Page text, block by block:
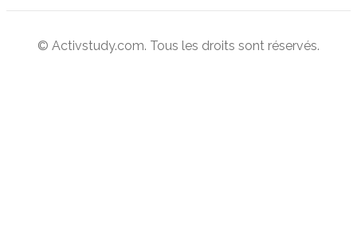
© Activstudy.com. Tous les droits sont réservés.